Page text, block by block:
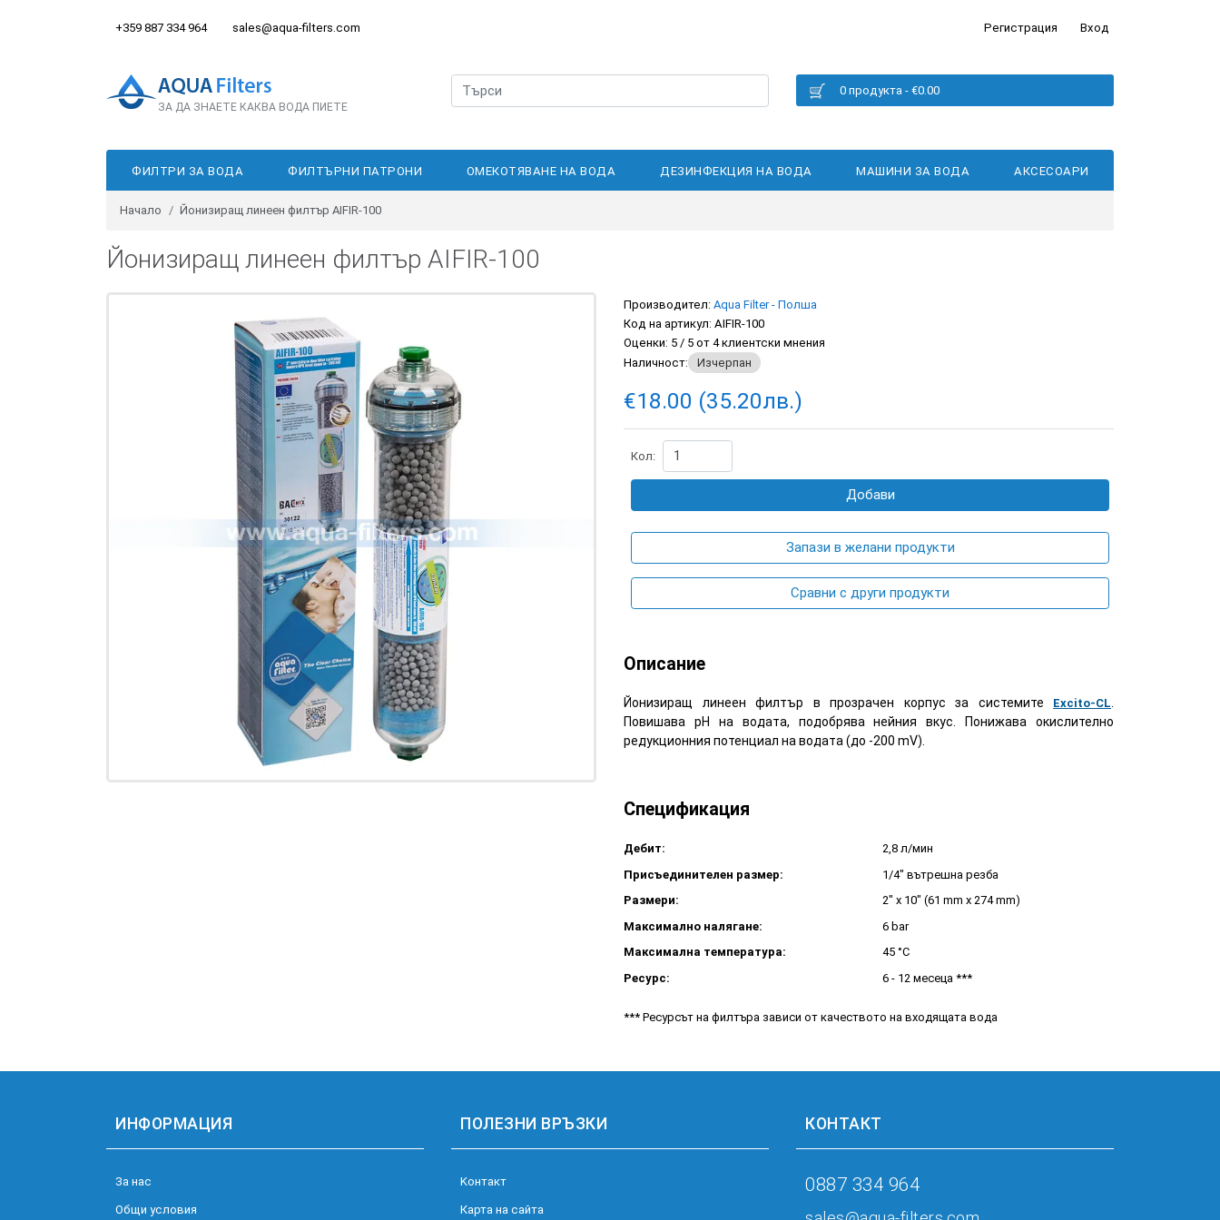
+359 887 334 964 sales@aqua-filters.com Вход
Регистрация
ЗА ДА ЗНАЕТЕ КАКВА ВОДА ПИЕТЕ
0 продукта - €0.00
ФИЛТРИ ЗА ВОДА ФИЛТЪРНИ ПАТРОНИ ОМЕКОТЯВАНЕ НА ВОДА ДЕЗИНФЕКЦИЯ НА ВОДА МАШИНИ ЗА ВОДА АКСЕСОАРИ
Начало Йонизиращ линеен филтър AIFIR-100
Йонизиращ линеен филтър AIFIR-100
Производител: Aqua Filter - Полша
Код на артикул: AIFIR-100
Оценки: 5 / 5 от 4клиентски мнения
Наличност:
Изчерпан
€18.00 (35.20лв.)
Кол:
Добави
Запази в желани продукти
Сравни с други продукти
Описание
Йонизиращ линеен филтър в прозрачен корпус за системите Excito-CL
Повишава pH на водата, подобрява нейния вкус. Понижава окислително
редукционния потенциал на водата (до -200 mV).
Спецификация
Дебит:
2,8 л/мин
Присъединителен размер:
1/4" вътрешна резба
Размери:
2" x 10" (61 mm x 274 mm)
Максимално налягане:
6 bar
Максимална температура:
45 °C
Ресурс:
6 - 12 месеца ***
*** Ресурсът на филтъра зависи от качеството на входящата вода
ИНФОРМАЦИЯ
За нас
Общи условия
ПОЛЕЗНИ ВРЪЗКИ
Kонтакт
Карта на сайта
КОНТАКТ
0887 334 964